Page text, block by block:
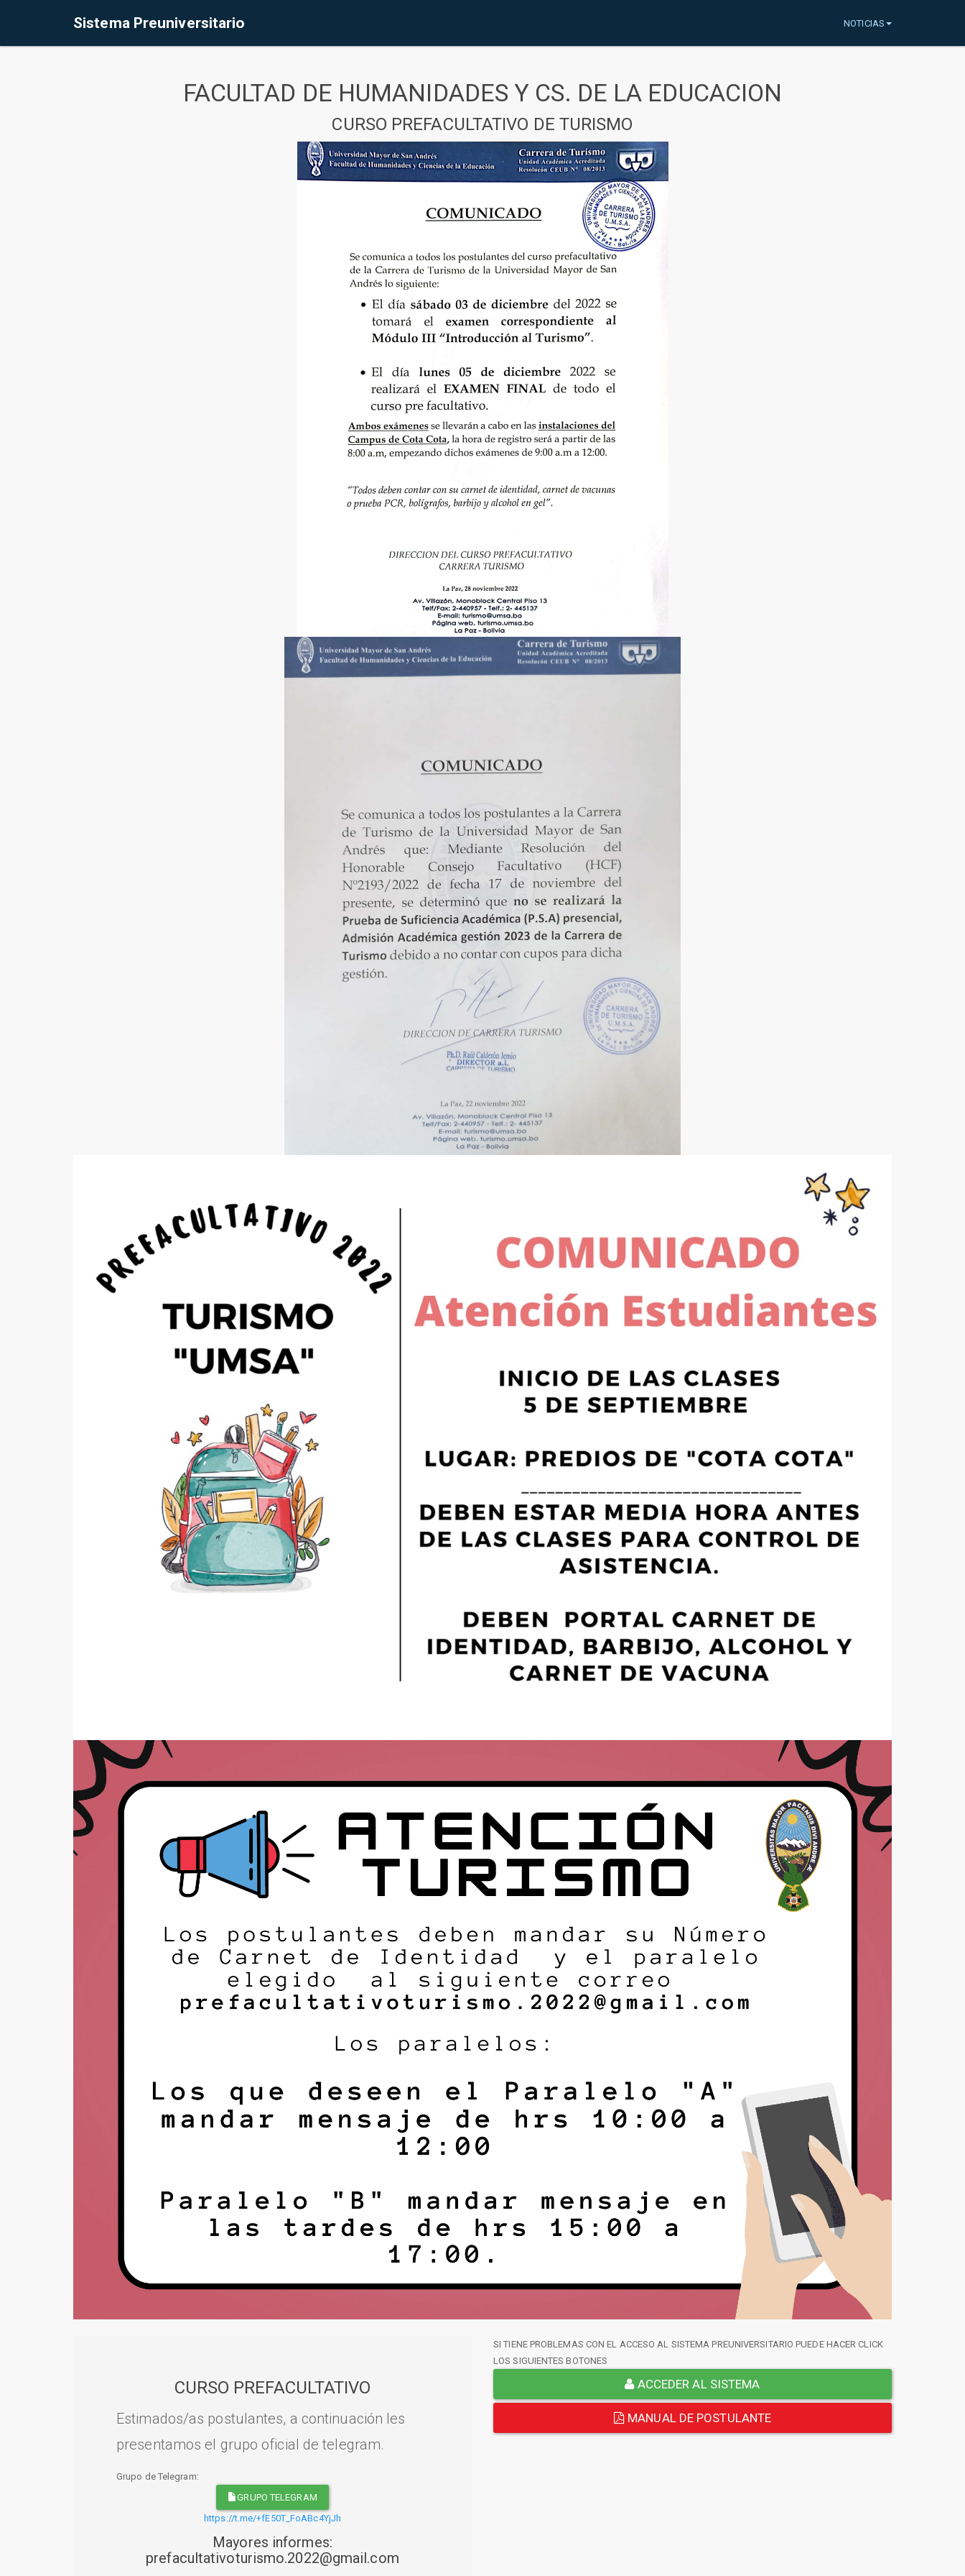
Sistema Preuniversitario NOTICIAS
FACULTAD DE HUMANIDADES Y CS. DE LA EDUCACION
CURSO PREFACULTATIVO DE TURISMO
CURSO PREFACULTATIVO
Estimados/as postulantes, a continuación les
presentamos el grupo oficial de telegram.
Grupo de Telegram:
GRUPO TELEGRAM
https://t.me/+fE50T_FoABc4YjJh
Mayores informes:
prefacultativoturismo.2022@gmail.com
SI TIENE PROBLEMAS CON EL ACCESO AL SISTEMA PREUNIVERSITARIO PUEDE HACER CLICK
LOS SIGUIENTES BOTONES
ACCEDER AL SISTEMA
MANUAL DE POSTULANTE